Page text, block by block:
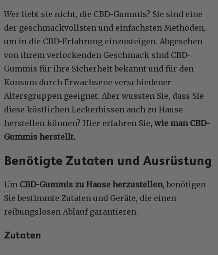
Wer liebt sie nicht, die CBD-Gummis? Sie sind eine
der geschmackvollsten und einfachsten Methoden,
um in die CBD-Erfahrung einzusteigen. Abgesehen
von ihrem verlockenden Geschmack sind CBD-
Gummis für ihre Sicherheit bekannt und für den
Konsum durch Erwachsene verschiedener
Altersgruppen geeignet. Aber wussten Sie, dass Sie
diese köstlichen Leckerbissen auch zu Hause
herstellen können? Hier erfahren Sie, wie man CBD-
Gummis herstellt.
Benötigte Zutaten und Ausrüstung
Um CBD-Gummis zu Hause herzustellen, benötigen
Sie bestimmte Zutaten und Geräte, die einen
reibungslosen Ablauf garantieren.
Zutaten